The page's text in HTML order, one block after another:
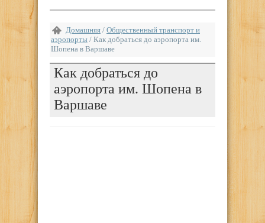
Домашняя / Общественный транспорт и
аэропорты / Как добраться до аэропорта им.
Шопена в Варшаве
Как добраться до
аэропорта им. Шопена в
Варшаве